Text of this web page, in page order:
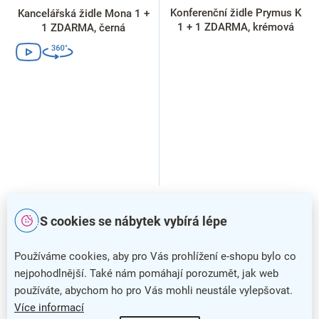
S cookies se nábytek vybírá lépe
Používáme cookies, aby pro Vás prohlížení e-shopu bylo co
nejpohodlnější. Také nám pomáhají porozumět, jak web
používáte, abychom ho pro Vás mohli neustále vylepšovat.
Více informací
Kancelářská židle Mona 1 +
1 ZDARMA, černá
Konferenční židle Prymus K
1 + 1 ZDARMA, krémová
Sdílíte-li kancelář s více kolegy a vyžadujetepro svou práci
soukromí, doporučujeme doplnit váš